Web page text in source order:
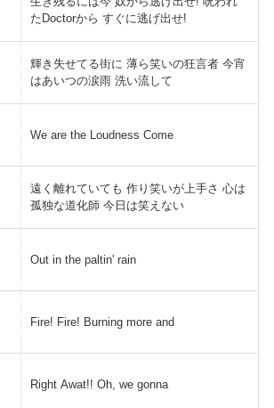
たDoctorから すぐに逃げ出せ!
輝き失せてる街に 薄ら笑いの狂言者 今宵
はあいつの涙雨 洗い流して
We are the Loudness Come
遠く離れていても 作り笑いが上手さ 心は
孤独な道化師 今日は笑えない
Out in the paltin' rain
Fire! Fire! Burning more and
Right Awat!! Oh, we gonna